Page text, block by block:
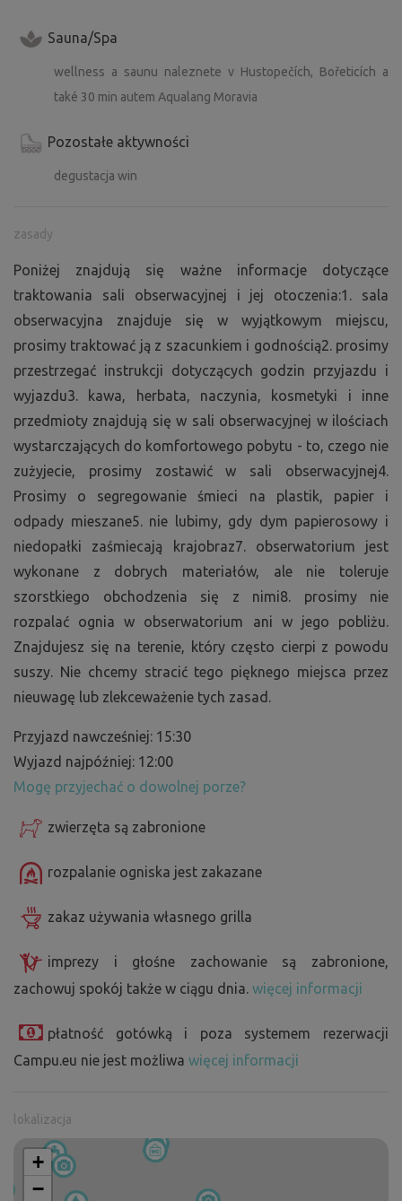
Sauna/Spa
wellness a saunu naleznete v Hustopečích, Bořeticích a
také 30 min autem Aqualang Moravia
Pozostałe aktywności
degustacja win
zasady
Poniżej znajdują się ważne informacje dotyczące
traktowania sali obserwacyjnej i jej otoczenia:1. sala
obserwacyjna znajduje się w wyjątkowym miejscu,
prosimy traktować ją z szacunkiem i godnością2. prosimy
przestrzegać instrukcji dotyczących godzin przyjazdu i
wyjazdu3. kawa, herbata, naczynia, kosmetyki i inne
przedmioty znajdują się w sali obserwacyjnej w ilościach
wystarczających do komfortowego pobytu - to, czego nie
zużyjecie, prosimy zostawić w sali obserwacyjnej4.
Prosimy o segregowanie śmieci na plastik, papier i
odpady mieszane5. nie lubimy, gdy dym papierosowy i
niedopałki zaśmiecają krajobraz7. obserwatorium jest
wykonane z dobrych materiałów, ale nie toleruje
szorstkiego obchodzenia się z nimi8. prosimy nie
rozpalać ognia w obserwatorium ani w jego pobliżu.
Znajdujesz się na terenie, który często cierpi z powodu
suszy. Nie chcemy stracić tego pięknego miejsca przez
nieuwagę lub zlekceważenie tych zasad.
Przyjazd nawcześniej: 15:30
Wyjazd najpóźniej: 12:00
Mogę przyjechać o dowolnej porze?
zwierzęta są zabronione
rozpalanie ogniska jest zakazane
zakaz używania własnego grilla
imprezy i głośne zachowanie są zabronione,
zachowuj spokój także w ciągu dnia. więcej informacji
płatność gotówką i poza systemem rezerwacji
Campu.eu nie jest możliwa więcej informacji
lokalizacja
+
−